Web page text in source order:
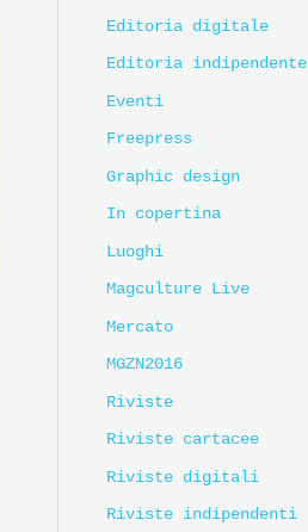
Editoria digitale
Editoria indipendente
Eventi
Freepress
Graphic design
In copertina
Luoghi
Magculture Live
Mercato
MGZN2016
Riviste
Riviste cartacee
Riviste digitali
Riviste indipendenti